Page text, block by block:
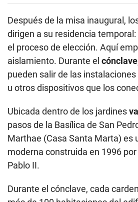
Después de la misa inaugural,
dirigen a su residencia
el proceso de elección. Aquí
aislamiento. Durante el cónclave
pueden salir de las
u otros dispositivos que los
Ubicada dentro de los jardines
pasos de la Basílica de San
Marthae (Casa Santa Marta) es
moderna construida en 1996
Pablo II.
Durante el cónclave, cada